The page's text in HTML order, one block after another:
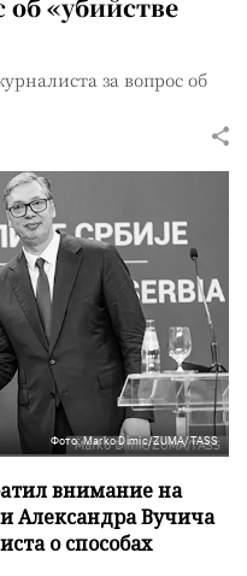
за вопрос об
Фото: Marko Dimic/ZUMA/TASS
внимание на
Александра Вучича
о способах